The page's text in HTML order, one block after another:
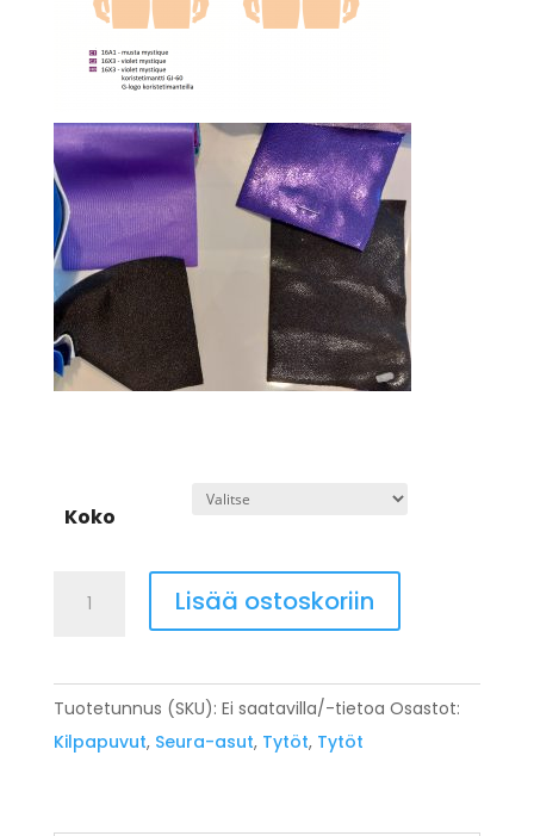
Koko
Taipumattomien
Lapset
98cm-
164cm
Lisää ostoskoriin
Tuotetunnus (SKU): Ei saatavilla/-tietoa Osastot:
Kilpapuvut, Seura-asut, Tytöt, Tytöt